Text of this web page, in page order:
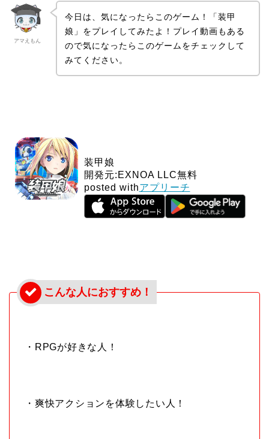
アマえもん
今日は、気になったらこのゲーム！「装甲
娘」をプレイしてみたよ！プレイ動画もある
ので気になったらこのゲームをチェックして
みてください。
装甲娘
開発元: EXNOA LLC無料
posted withアプリーチ
・RPGが好きな人！
・爽快アクションを体験したい人！